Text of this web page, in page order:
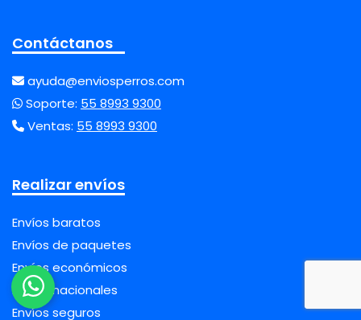
Contáctanos
ayuda@enviosperros.com
Soporte: 55 8993 9300
Ventas: 55 8993 9300
Realizar envíos
Envíos baratos
Envíos de paquetes
Envíos económicos
Envíos nacionales
Envíos seguros